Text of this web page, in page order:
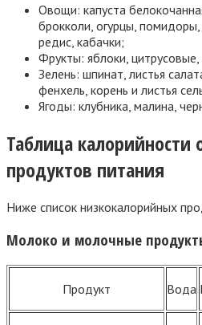
Овощи: капуста
брокколи, огурцы, помидоры,
редис, кабачки;
Фрукты: яблоки, цитрусовые,
Зелень: шпинат, листья
фенхель, корень и листья
Ягоды: клубника, малина,
Таблица калорийности
продуктов питания
Ниже список низкокалорийных
Молоко и молочные
Продукт Вода